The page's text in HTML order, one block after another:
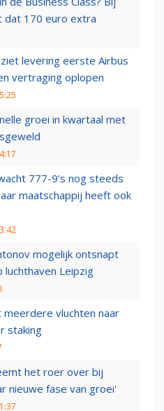
dat 170 euro extra
levering eerste Airbus
vertraging oplopen
groei in kwartaal met
777-9’s nog steeds
maatschappij heeft ook
mogelijk ontsnapt
luchthaven Leipzig
meerdere vluchten naar
staking
het roer over bij
nieuwe fase van groei'